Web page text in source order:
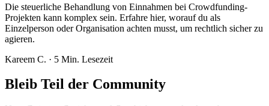
Die steuerliche Behandlung von Einnahmen bei Crowdfunding-
Projekten kann komplex sein. Erfahre hier, worauf du als
Einzelperson oder Organisation achten musst, um rechtlich sicher zu
agieren.
Kareem C. · 5 Min. Lesezeit
Bleib Teil der Community